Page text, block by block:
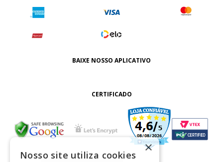
BAIXE NOSSO APLICATIVO
CERTIFICADO
×
Nosso site utiliza cookies